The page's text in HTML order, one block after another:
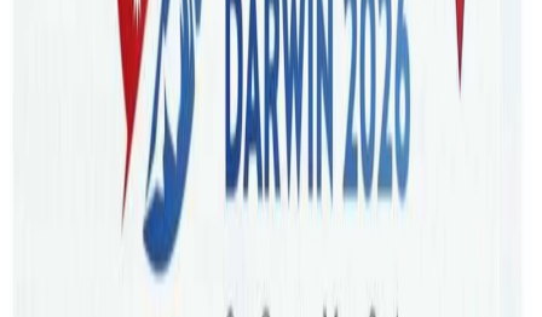
आउटलेटहरुको अनुगमनलाई तिब्रता दिएका फेयर वर्क
इन्स्पेक्टरहरूले यस साता एडिलेडको पश्चिममा फूड आउटलेटहरूको
निरीक्षणलाई तिब्रता दिएका हुन ।
विभिन्न खाद्य क्षेत्रका व्यवसायिहरुले कामदारलाई कानुन अनुसारको
तलब सेवा सुविधा नदिएको गुनासो, खुपिया रिपोर्टका आधारमा
एडिलेडको पश्चिमी उपनगरका बोडेन, क्रोइडन, एलेनबी गार्डेन, वुडभिल,
ग्रान्ज र फ्लिन्डर्स पार्कलगायत ३५ व्यवसायहरूमाथी नियमनसँगै